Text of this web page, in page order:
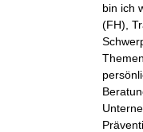
bin ich
(FH),